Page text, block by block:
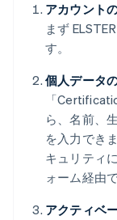
アカウント
まず
す。
個人データ
「
ら、名前、
を入力でき
キュリティ
ォーム経由
アクティベ